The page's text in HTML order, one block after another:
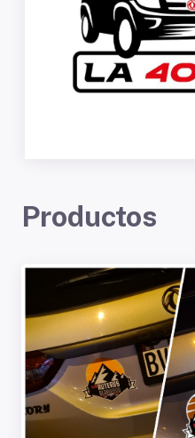
Productos